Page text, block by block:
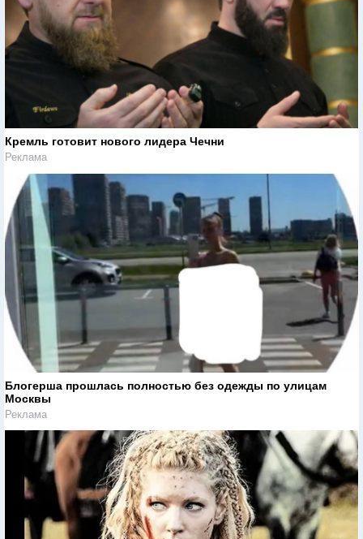
Кремль готовит нового лидера Чечни
Реклама
Блогерша прошлась полностью без одежды по улицам
Москвы
Реклама